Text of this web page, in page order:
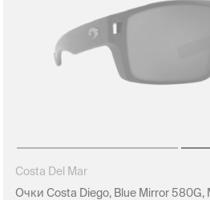
Costa Del Mar
Очки Costa Diego, Blue Mirror 580G,